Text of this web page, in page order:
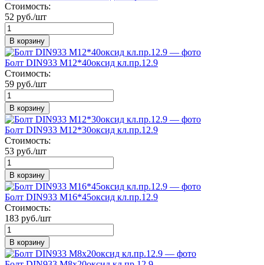
Стоимость:
52 руб./шт
В корзину
Болт DIN933 М12*40оксид кл.пр.12.9
Стоимость:
59 руб./шт
В корзину
Болт DIN933 М12*30оксид кл.пр.12.9
Стоимость:
53 руб./шт
В корзину
Болт DIN933 М16*45оксид кл.пр.12.9
Стоимость:
183 руб./шт
В корзину